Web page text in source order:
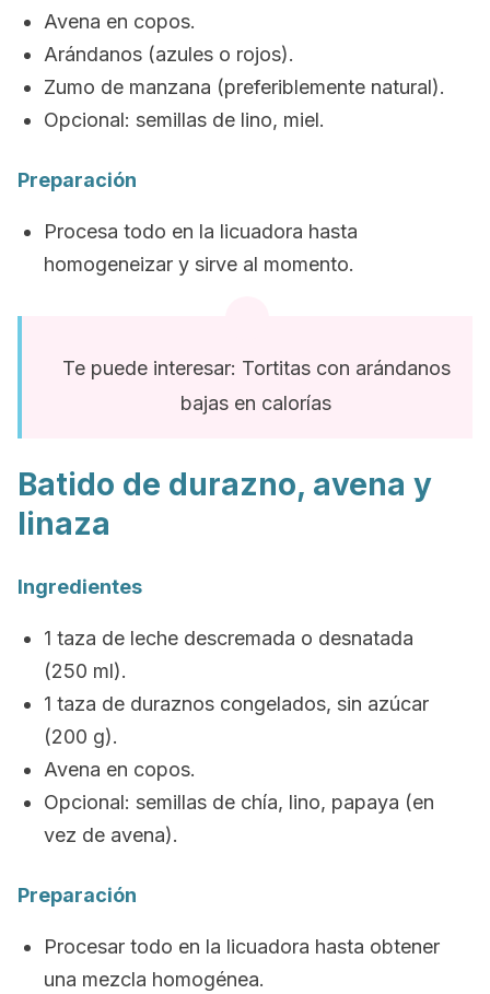
Avena en copos.
Arándanos (azules o rojos).
Zumo de manzana (preferiblemente natural).
Opcional: semillas de lino, miel.
Preparación
Procesa todo en la licuadora hasta
homogeneizar y sirve al momento.
Te puede interesar: Tortitas con arándanos
bajas en calorías
Batido de durazno, avena y
linaza
Ingredientes
1 taza de leche descremada o desnatada
(250 ml).
1 taza de duraznos congelados, sin azúcar
(200 g).
Avena en copos.
Opcional: semillas de chía, lino, papaya (en
vez de avena).
Preparación
Procesar todo en la licuadora hasta obtener
una mezcla homogénea.